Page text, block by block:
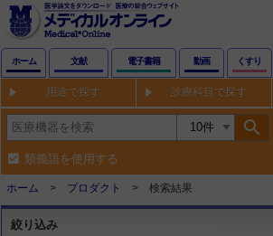
ホーム 文献 電子書籍 動画 くすり
用途で探す 診療科目で探す
search
類義語を使用する
ホーム プロダクト 検索結果
絞り込み